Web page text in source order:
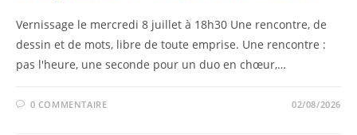
Vernissage le mercredi 8 juillet à 18h30 Une rencontre, de
dessin et de mots, libre de toute emprise. Une rencontre :
pas l'heure, une seconde pour un duo en chœur,…
0 COMMENTAIRE 02/08/2026